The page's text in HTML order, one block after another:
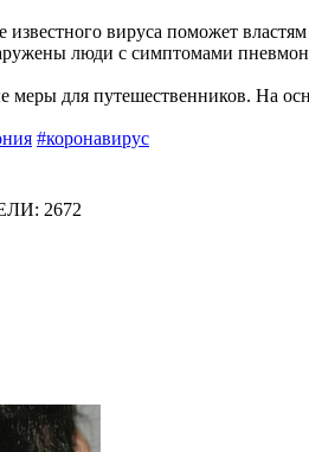
известного вируса поможет
люди с симптомами
меры для путешественников. На
#коронавирус
2672